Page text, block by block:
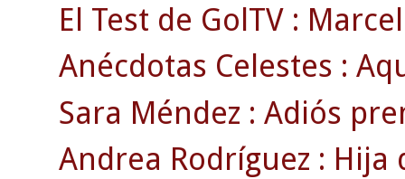
El Test de GolTV :
Anécdotas Celestes :
Sara Méndez : Adiós
Andrea Rodríguez : Hija